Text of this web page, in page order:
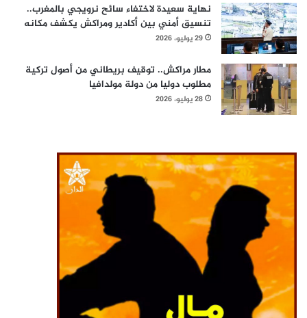
نهاية سعيدة لاختفاء سائح نرويجي بالمغرب..
تنسيق أمني بين أكادير ومراكش يكشف مكانه
29 يوليو، 2026
مطار مراكش.. توقيف بريطاني من أصول تركية
مطلوب دوليا من دولة مولدافيا
28 يوليو، 2026